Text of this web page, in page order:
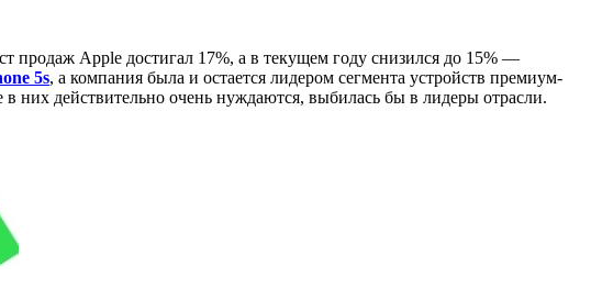
продаж Apple достигал 17%, а в текущем году снизился до 15% —
5s, а компания была и остается лидером сегмента устройств премиум-
них действительно очень нуждаются, выбилась бы в лидеры отрасли.